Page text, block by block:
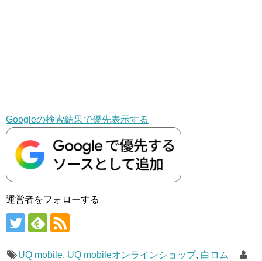
Googleの検索結果で優先表示する
運営者をフォローする
UQ mobile, UQ mobileオンラインショップ, 白ロム